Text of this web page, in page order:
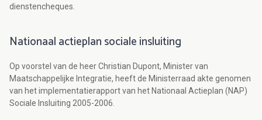
dienstencheques.
Nationaal actieplan sociale insluiting
Op voorstel van de heer Christian Dupont, Minister van
Maatschappelijke Integratie, heeft de Ministerraad akte genomen
van het implementatierapport van het Nationaal Actieplan (NAP)
Sociale Insluiting 2005-2006.